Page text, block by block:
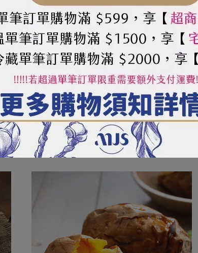
產管線有處理芒果、蛋、芝麻及牛奶製品、大豆製品